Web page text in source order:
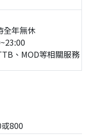
全年無休
、MOD等相關服務
800